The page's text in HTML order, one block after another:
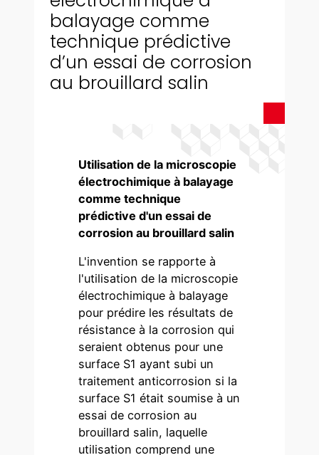
balayage comme
technique prédictive
d’un essai de corrosion
au brouillard salin
Utilisation de la microscopie
électrochimique à balayage
comme technique
prédictive d'un essai de
corrosion au brouillard salin
L'invention se rapporte à
l'utilisation de la microscopie
électrochimique à balayage
pour prédire les résultats de
résistance à la corrosion qui
seraient obtenus pour une
surface S1 ayant subi un
traitement anticorrosion si la
surface S1 était soumise à un
essai de corrosion au
brouillard salin, laquelle
utilisation comprend une